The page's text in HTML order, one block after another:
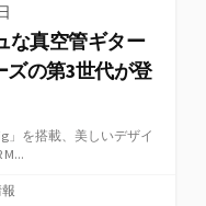
な真空管ギター
ズの第3世代が登
」を搭載、美しいデザイ